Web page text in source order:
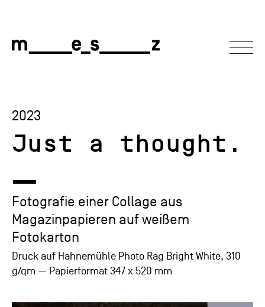
2023
Just a thought.
—
Fotografie einer Collage aus
Magazinpapieren auf weißem
Fotokarton
Druck auf Hahnemühle Photo Rag Bright White, 310
g/qm — Papierformat 347 x 520 mm